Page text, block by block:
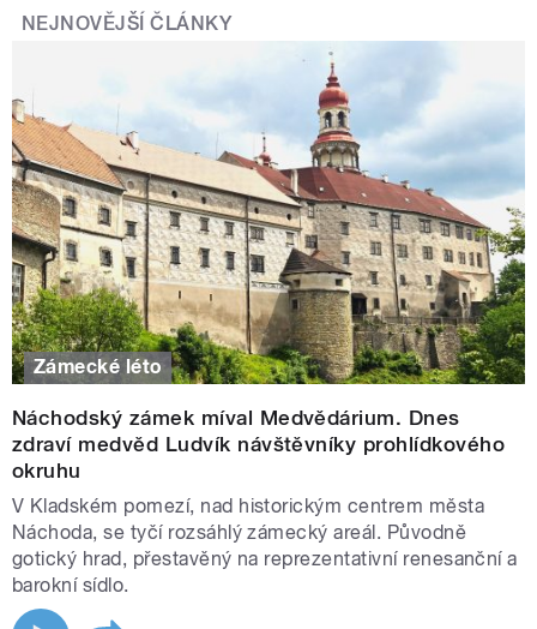
NEJNOVĚJŠÍ ČLÁNKY
Zámecké léto
Náchodský zámek míval Medvědárium. Dnes
zdraví medvěd Ludvík návštěvníky prohlídkového
okruhu
V Kladském pomezí, nad historickým centrem města
Náchoda, se tyčí rozsáhlý zámecký areál. Původně
gotický hrad, přestavěný na reprezentativní renesanční a
barokní sídlo.